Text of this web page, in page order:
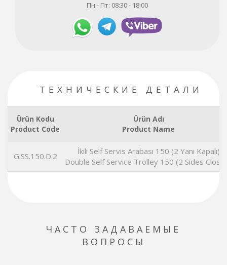
Пн - Пт: 08:30 - 18:00
ТЕХНИЧЕСКИЕ ДЕТАЛИ
Ürün Kodu
Product Code
Ürün Adı
Product Name
G.SS.150.D.2
İkili Self Servis Arabası 150 (2 Yanı Kapalı)
Double Self Service Trolley 150 (2 Sides
ЧАСТО ЗАДАВАЕМЫЕ
ВОПРОСЫ